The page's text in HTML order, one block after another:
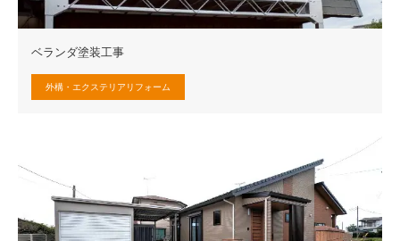
ベランダ塗装工事
外構・エクステリアリフォーム